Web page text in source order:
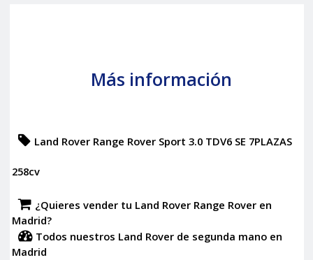
Más información
Land Rover Range Rover Sport 3.0 TDV6 SE 7PLAZAS
258cv
¿Quieres vender tu Land Rover Range Rover en
Madrid?
Todos nuestros Land Rover de segunda mano en
Madrid